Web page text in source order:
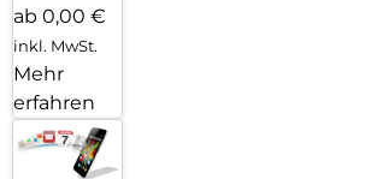
ab 0,00 €
inkl. MwSt.
Mehr
erfahren